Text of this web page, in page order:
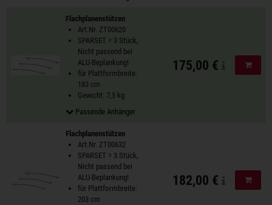
Flachplanenstützen
Art.Nr. ZT00620
SPARSET = 3 Stück,
Nicht passend bei
ALU-Beplankung!
für Plattformbreite:
183 cm
Gewicht: 7,5 kg
Passende Anhänger
175,00 €
Flachplanenstützen
Art.Nr. ZT00632
SPARSET = 3 Stück,
Nicht passend bei
ALU-Beplankung!
für Plattformbreite:
203 cm
182,00 €